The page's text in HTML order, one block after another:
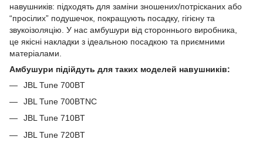
навушників: підходять для заміни зношених/потрісканих або
“просілих” подушечок, покращують посадку, гігієну та
звукоізоляцію. У нас амбушури від стороннього виробника,
це якісні накладки з ідеальною посадкою та приємними
матеріалами.
Амбушури підійдуть для таких моделей навушників:
JBL Tune 700BT
JBL Tune 700BTNC
JBL Tune 710BT
JBL Tune 720BT